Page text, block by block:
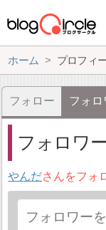
ホーム プロフィ
フォロー フォロ
フォロワ
やんださんをフォ